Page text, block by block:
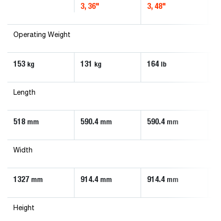
3, 36"
3, 48"
Operating Weight
153 kg 131 kg 164 lb
Length
518 mm 590.4 mm 590.4 mm
Width
1327 mm 914.4 mm 914.4 mm
Height